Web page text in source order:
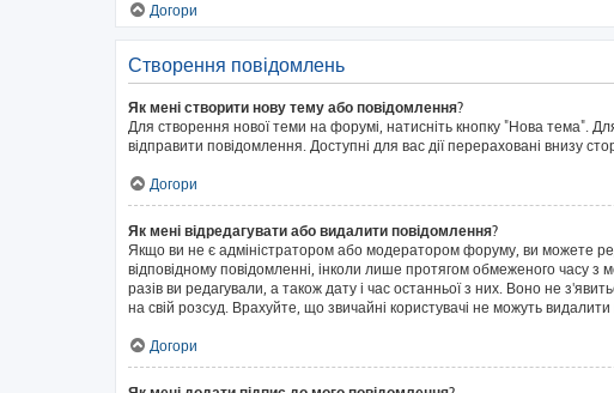
Догори
Створення повідомлень
Як мені створити нову тему або повідомлення?
Для створення нової теми на форумі, натисніть кнопку "Нова тема".
відправити повідомлення. Доступні для вас дії перераховані внизу
Догори
Як мені відредагувати або видалити повідомлення?
Якщо ви не є адміністратором або модератором форуму, ви можете
відповідному повідомленні, інколи лише протягом обмеженого часу з
разів ви редагували, а також дату і час останньої з них. Воно не
на свій розсуд. Врахуйте, що звичайні користувачі не можуть
Догори